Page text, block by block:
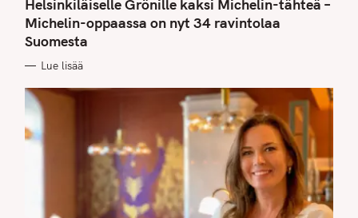
E
G
O
R
I
S
Helsinkiläiselle Grönille kaksi Michelin-tähteä –
Michelin-oppaassa on nyt 34 ravintolaa
Suomesta
Lue lisää